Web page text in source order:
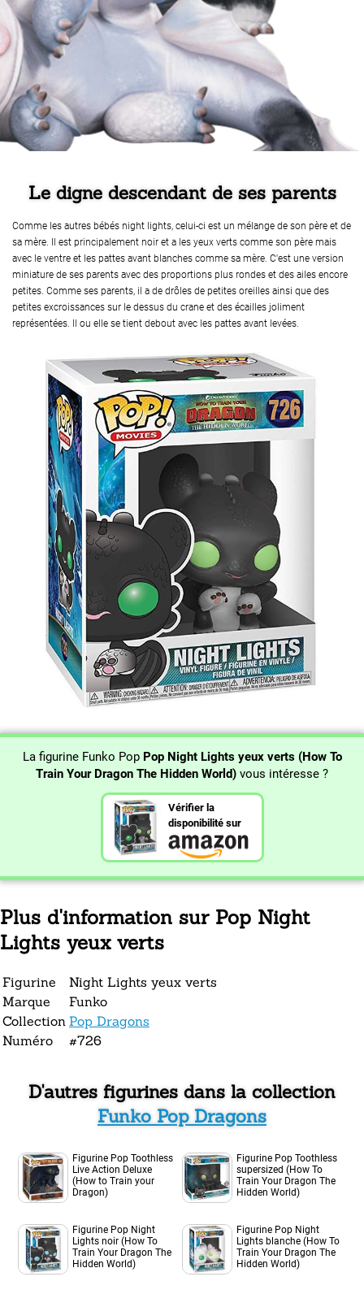
Le digne descendant de ses parents
Comme les autres bébés night lights, celui-ci est un mélange de son père et de
sa mère. Il est principalement noir et a les yeux verts comme son père mais
avec le ventre et les pattes avant blanches comme sa mère. C'est une version
miniature de ses parents avec des proportions plus rondes et des ailes encore
petites. Comme ses parents, il a de drôles de petites oreilles ainsi que des
petites excroissances sur le dessus du crane et des écailles joliment
représentées. ll ou elle se tient debout avec les pattes avant levées.
La figurine Funko Pop Pop Night Lights yeux verts (How To
Train Your Dragon The Hidden World) vous intéresse ?
Vérifier la
disponibilité sur
Plus d'information sur Pop Night
Lights yeux verts
Figurine
Night Lights yeux verts
Marque
Funko
Collection Pop Dragons
Numéro
#726
D'autres figurines dans la collection
Funko Pop Dragons
Figurine Pop Toothless
Live Action Deluxe
(How to Train your
Dragon)
Figurine Pop Toothless
supersized (How To
Train Your Dragon The
Hidden World)
Figurine Pop Night
Lights noir (How To
Train Your Dragon The
Hidden World)
Figurine Pop Night
Lights blanche (How To
Train Your Dragon The
Hidden World)